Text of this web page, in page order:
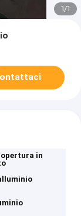
1/1
in